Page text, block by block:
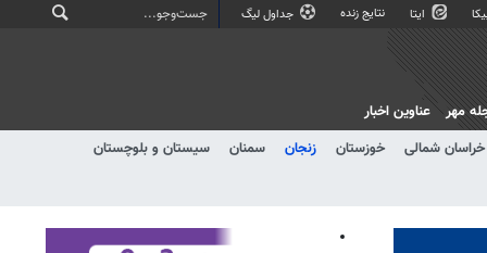
ایتا نتایج زنده جداول لیگ
خراسان شمالی خوزستان زنجان سمنان
سیستان و بلوچستان
مهر عناوین اخبار